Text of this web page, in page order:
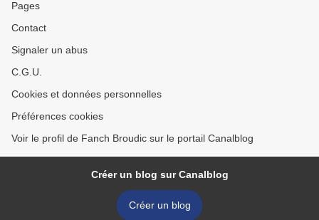
Pages
Contact
Signaler un abus
C.G.U.
Cookies et données personnelles
Préférences cookies
Voir le profil de Fanch Broudic sur le portail Canalblog
Créer un blog sur Canalblog
Créer un blog